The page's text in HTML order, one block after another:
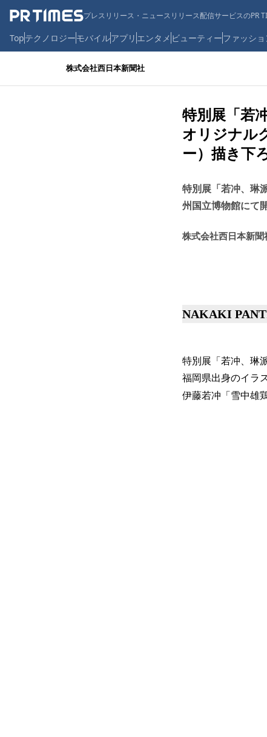
プレスリリース・ニュースリリース配信サービスのPR
Topテクノロジーモバイルアプリ エンタメ ビューティーファッショ
株式会社西日本新聞社
特別展「若
オリジナル
ー）描き下
特別展「若冲、琳
州国立博物館にて
株式会社西日本新聞
NAKAKI
特別展「若冲、琳
福岡県出身のイラ
伊藤若冲「雪中雄